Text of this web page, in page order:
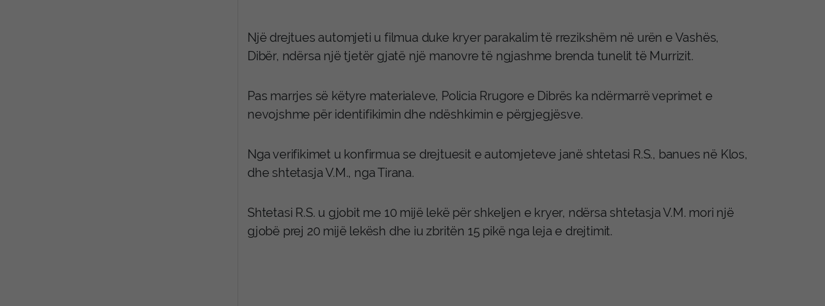
Një drejtues automjeti u filmua duke kryer parakalim të rrezikshëm në urën e Vashës,
Dibër, ndërsa një tjetër gjatë një manovre të ngjashme brenda tunelit të Murrizit.
Pas marrjes së këtyre materialeve, Policia Rrugore e Dibrës ka ndërmarrë veprimet e
nevojshme për identifikimin dhe ndëshkimin e përgjegjësve.
Nga verifikimet u konfirmua se drejtuesit e automjeteve janë shtetasi R.S., banues në Klos,
dhe shtetasja V.M., nga Tirana.
Shtetasi R.S. u gjobit me 10 mijë lekë për shkeljen e kryer, ndërsa shtetasja V.M. mori një
gjobë prej 20 mijë lekësh dhe iu zbritën 15 pikë nga leja e drejtimit.